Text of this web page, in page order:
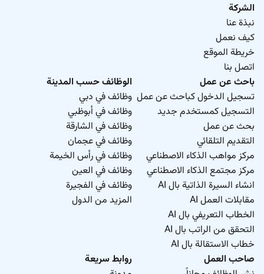
الشركة
نبذة عنا
كيف نعمل
خريطة الموقع
اتصل بنا
باحث عن عمل
تسجيل الدخول كباحث عن عمل
التسجيل كمستخدم جديد
بحث عن عمل
التقديم التلقائي
مركز مواهب الذكاء الاصطناعي
مركز مجتمع الذكاء الاصطناعي
انشاء السيرة الذاتية بال AI
مقابلات العمل AI
الخطاب التعريفي بال AI
التحقق من الراتب بال AI
خطاب الاستقالة بال AI
الوظائف حسب المدينة
وظائف في دبي
وظائف في أبوظبي
وظائف في الشارقة
وظائف في عجمان
وظائف في رأس الخيمة
وظائف في العين
وظائف في الفجيرة
المزيد من الدول
صاحب العمل
روابط سريعة